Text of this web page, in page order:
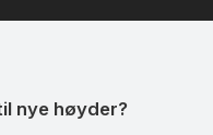
nye høyder?